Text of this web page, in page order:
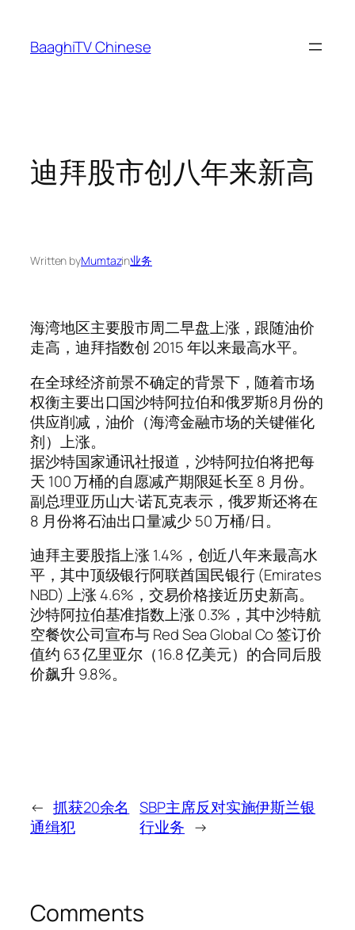
content
BaaghiTV Chinese
迪拜股市创八年来新高
Written byMumtazin业务
海湾地区主要股市周二早盘上涨，跟随油价
走高，迪拜指数创 2015 年以来最高水平。
在全球经济前景不确定的背景下，随着市场
权衡主要出口国沙特阿拉伯和俄罗斯8月份的
供应削减，油价（海湾金融市场的关键催化
剂）上涨。
据沙特国家通讯社报道，沙特阿拉伯将把每
天 100 万桶的自愿减产期限延长至 8 月份。
副总理亚历山大·诺瓦克表示，俄罗斯还将在
8 月份将石油出口量减少 50 万桶/日。
迪拜主要股指上涨 1.4%，创近八年来最高水
平，其中顶级银行阿联酋国民银行 (Emirates
NBD) 上涨 4.6%，交易价格接近历史新高。
沙特阿拉伯基准指数上涨 0.3%，其中沙特航
空餐饮公司宣布与 Red Sea Global Co 签订价
值约 63 亿里亚尔（16.8 亿美元）的合同后股
价飙升 9.8%。
← 抓获20余名
通缉犯
SBP主席反对实施伊斯兰银
行业务 →
Comments